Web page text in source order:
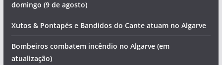
domingo (9 de agosto)
Xutos & Pontapés e Bandidos do Cante atuam no Algarve
Bombeiros combatem incêndio no Algarve (em
atualização)